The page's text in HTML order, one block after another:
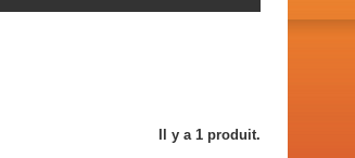
Il y a 1 produit.